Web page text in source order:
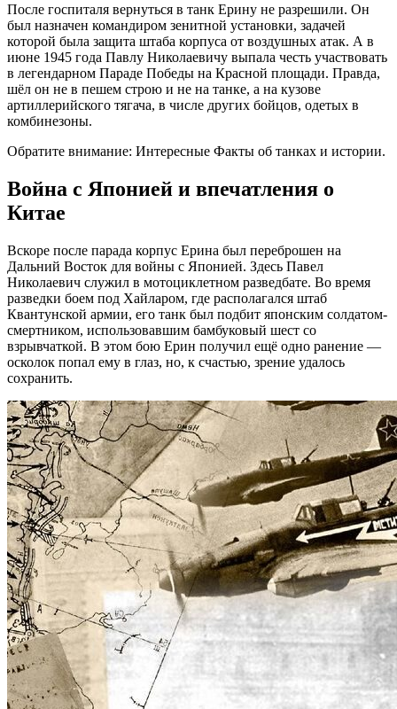
После госпиталя вернуться в танк Ерину не разрешили. Он
был назначен командиром зенитной установки, задачей
которой была защита штаба корпуса от воздушных атак. А в
июне 1945 года Павлу Николаевичу выпала честь участвовать
в легендарном Параде Победы на Красной площади. Правда,
шёл он не в пешем строю и не на танке, а на кузове
артиллерийского тягача, в числе других бойцов, одетых в
комбинезоны.
Обратите внимание: Интересные Факты об танках и истории.
Война с Японией и впечатления о
Китае
Вскоре после парада корпус Ерина был переброшен на
Дальний Восток для войны с Японией. Здесь Павел
Николаевич служил в мотоциклетном разведбате. Во время
разведки боем под Хайларом, где располагался штаб
Квантунской армии, его танк был подбит японским солдатом-
смертником, использовавшим бамбуковый шест со
взрывчаткой. В этом бою Ерин получил ещё одно ранение —
осколок попал ему в глаз, но, к счастью, зрение удалось
сохранить.